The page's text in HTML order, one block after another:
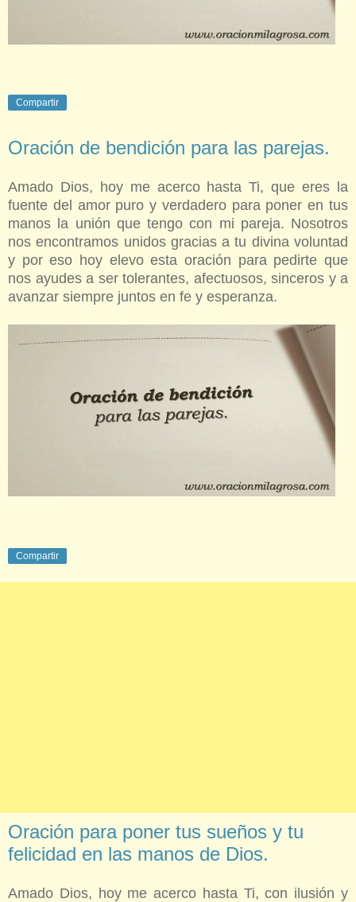
Compartir
Oración de bendición para las parejas.
Amado Dios, hoy me acerco hasta Ti, que eres la
fuente del amor puro y verdadero para poner en tus
manos la unión que tengo con mi pareja. Nosotros
nos encontramos unidos gracias a tu divina voluntad
y por eso hoy elevo esta oración para pedirte que
nos ayudes a ser tolerantes, afectuosos, sinceros y a
avanzar siempre juntos en fe y esperanza.
Compartir
Oración para poner tus sueños y tu
felicidad en las manos de Dios.
Amado Dios, hoy me acerco hasta Ti, con ilusión y